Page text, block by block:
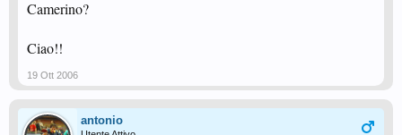
Camerino?
Ciao!!
19 Ott 2006
antonio